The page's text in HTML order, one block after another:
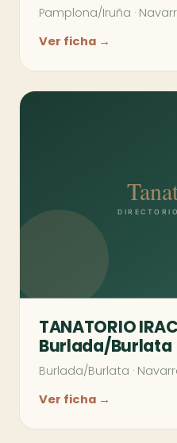
Pamplona/Iruña ·
Ver ficha →
TANATORIO
Burlada/Burlata
Burlada/Burlata ·
Ver ficha →